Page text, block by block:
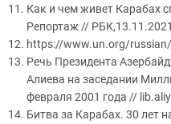
Как и чем живет Карабах
Репортаж // РБК,13.11.2021
https://www.un.org/
Речь Президента
Алиева на заседании
февраля 2001 года //
Битва за Карабах. 30 лет